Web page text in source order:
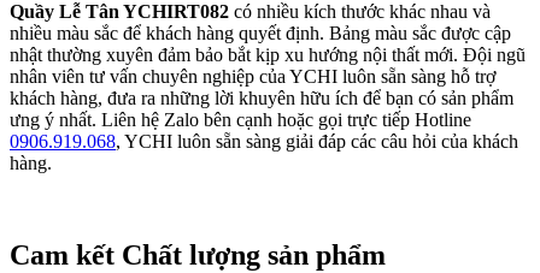
Quầy Lễ Tân YCHIRT082 có nhiều kích thước khác nhau và
nhiều màu sắc để khách hàng quyết định. Bảng màu sắc được cập
nhật thường xuyên đảm bảo bắt kịp xu hướng nội thất mới. Đội ngũ
nhân viên tư vấn chuyên nghiệp của YCHI luôn sẵn sàng hỗ trợ
khách hàng, đưa ra những lời khuyên hữu ích để bạn có sản phẩm
ưng ý nhất. Liên hệ Zalo bên cạnh hoặc gọi trực tiếp Hotline
0906.919.068, YCHI luôn sẵn sàng giải đáp các câu hỏi của khách
hàng.
Cam kết Chất lượng sản phẩm